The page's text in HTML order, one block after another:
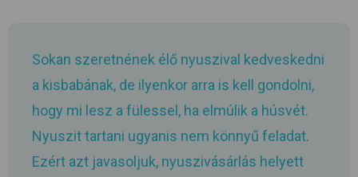
Sokan szeretnének élő nyuszival kedveskedni
a kisbabának, de ilyenkor arra is kell gondolni,
hogy mi lesz a fülessel, ha elmúlik a húsvét.
Nyuszit tartani ugyanis nem könnyű feladat.
Ezért azt javasoljuk, nyuszivásárlás helyett